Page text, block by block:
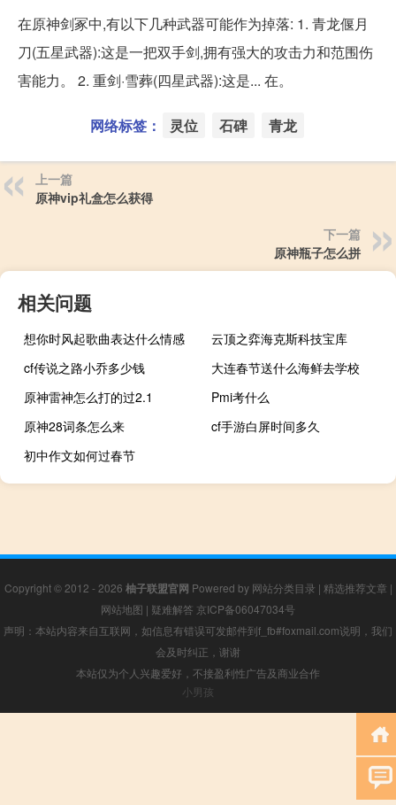
在原神剑冢中,有以下几种武器可能作为掉落: 1. 青龙偃月
刀(五星武器):这是一把双手剑,拥有强大的攻击力和范围伤
害能力。 2. 重剑·雪葬(四星武器):这是... 在。
网络标签： 灵位 石碑 青龙
上一篇
原神vip礼盒怎么获得
下一篇
原神瓶子怎么拼
相关问题
想你时风起歌曲表达什么情感
云顶之弈海克斯科技宝库
cf传说之路小乔多少钱
大连春节送什么海鲜去学校
原神雷神怎么打的过2.1
Pmi考什么
原神28词条怎么来
cf手游白屏时间多久
初中作文如何过春节
Copyright © 2012 - 2026 柚子联盟官网 Powered by 网站分类目录 | 精选推荐文章 |
网站地图 | 疑难解答 京ICP备06047034号
声明：本站内容来自互联网，如信息有错误可发邮件到f_fb#foxmail.com说明，我们
会及时纠正，谢谢
本站仅为个人兴趣爱好，不接盈利性广告及商业合作
小男孩